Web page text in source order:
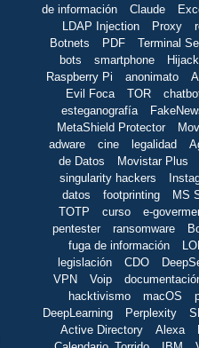
de información
Claude
LDAP Injection
Proxy
Botnets
PDF Terminal
bots
smartphone
Raspberry Pi
anonimato
Evil Foca
TOR
esteganografía
MetaShield Protector
adware
cine legalidad
de Datos
Movistar Plus
singularity hackers
datos
footprinting
MS
TOTP
curso e-
pentester
ransomware
fuga de información
legislación
CDO
VPN
Voip
hacktivismo
macOS
DeepLearning
Perplexity
Active Directory
Alexa